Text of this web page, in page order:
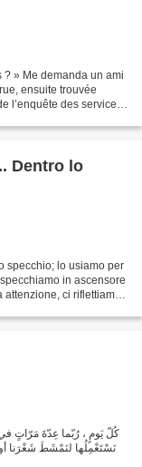
» Me demanda un ami
ensuite trouvée
l’enquête des services
Dentro lo
specchio; lo usiamo per
in ascensore
ci riflettiamo
كُلَّ يَومٍ ، رُبّما عِدّةَ مَرّاتٍ في
نَسْتَعْمِلُها لنَمْشَطَ شَعْرَنا أو